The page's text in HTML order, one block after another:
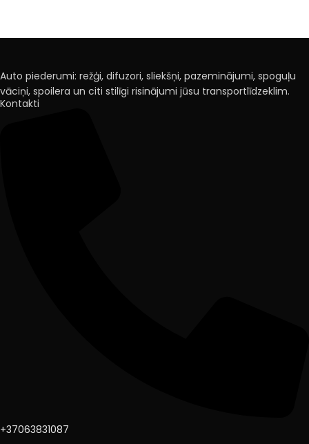
Auto piederumi: režģi, difuzori, sliekšņi, pazeminājumi, spoguļu
vāciņi, spoilera un citi stilīgi risinājumi jūsu transportlīdzeklim.
Kontakti
+37063831087